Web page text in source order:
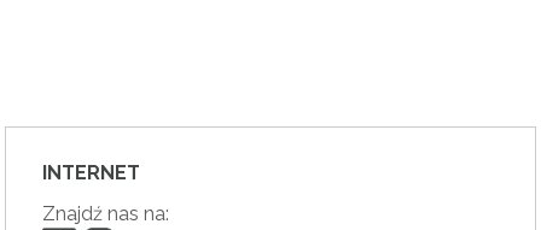
INTERNET
Znajdź nas na: